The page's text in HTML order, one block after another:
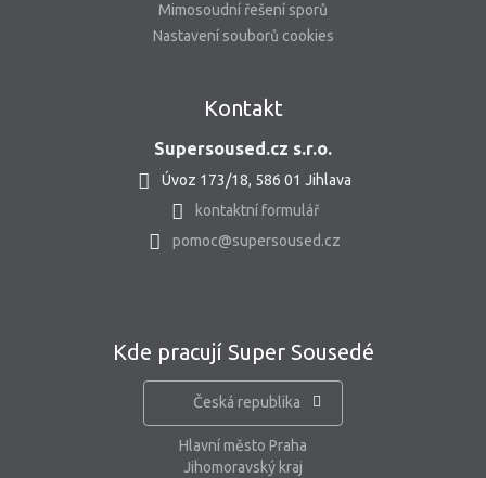
Mimosoudní řešení sporů
Nastavení souborů cookies
Kontakt
Supersoused.cz s.r.o.
Úvoz 173/18, 586 01 Jihlava
kontaktní formulář
pomoc@supersoused.cz
Kde pracují Super Sousedé
Česká republika
Hlavní město Praha
Jihomoravský kraj